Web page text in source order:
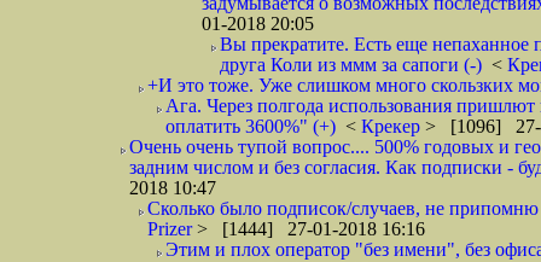
01-2018 20:05
Вы прекратите. Есть еще непаханное
друга Коли из ммм за сапоги (-) <
+И это тоже. Уже слишком много скользких
Ага. Через полгода использования
оплатить 3600%" (+) < Крекер > [1096] 27-
Очень очень тупой вопрос.... 500% годовых и
задним числом и без согласия. Как подписки -
2018 10:47
Сколько было подписок/случаев, не
Prizer> [1444] 27-01-2018 16:16
Этим и плох оператор "без имени", без